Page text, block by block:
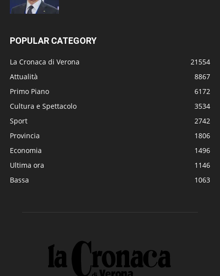
POPULAR CATEGORY
La Cronaca di Verona
21554
Attualità
8867
Primo Piano
6172
Cultura e Spettacolo
3534
Sport
2742
Provincia
1806
Economia
1496
Ultima ora
1146
Bassa
1063